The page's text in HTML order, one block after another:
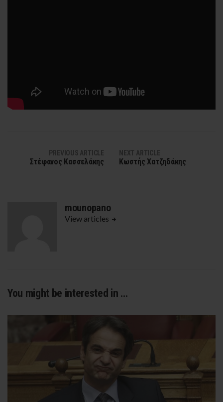
PREVIOUS ARTICLE
Στέφανος Κασσελάκης
NEXT ARTICLE
Κωστής Χατζηδάκης
mounopano
View articles
You might be interested in …